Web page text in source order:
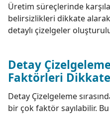
Üretim süreçlerinde
belirsizlikleri dikkate
detaylı çizelgeler
Detay
Faktörleri
Detay Çizelgeleme
bir çok faktör sayılabilir.